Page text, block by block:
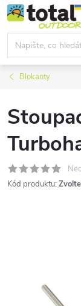
Přejít
na
obsah
Blokanty
Kód produktu: